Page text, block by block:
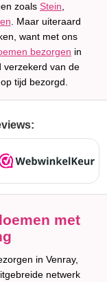
zoals Stein
. Maar uiteraard
want met ons
bezorgen in
verzekerd van de
tijd bezorgd.
met
in Venray,
netwerk